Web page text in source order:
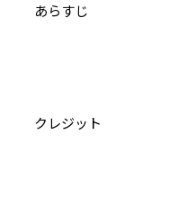
あらすじ
クレジット